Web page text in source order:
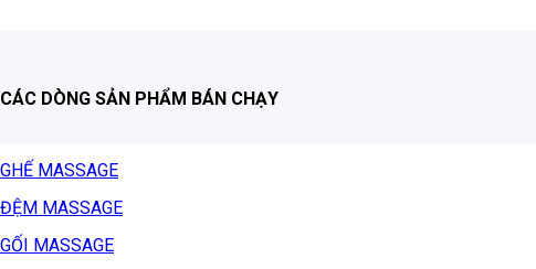
CÁC DÒNG SẢN PHẨM BÁN CHẠY
GHẾ MASSAGE
ĐỆM MASSAGE
GỐI MASSAGE